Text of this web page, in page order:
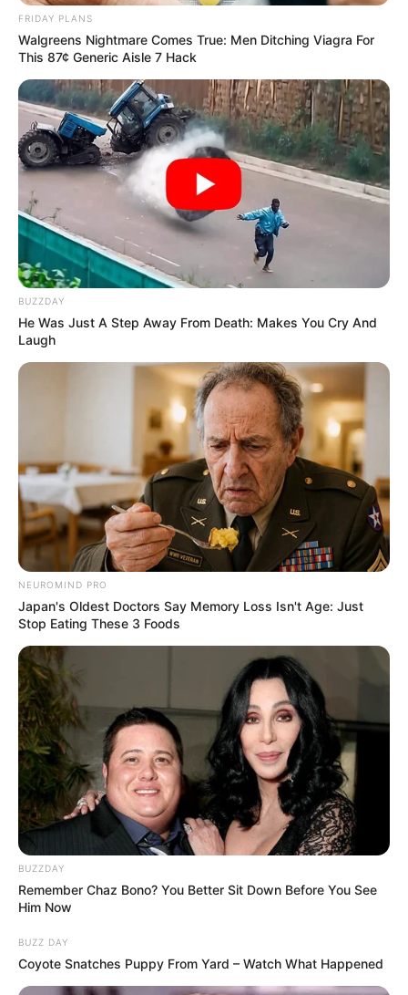
FRIDAY PLANS
Walgreens Nightmare Comes True: Men Ditching Viagra For
This 87¢ Generic Aisle 7 Hack
BUZZDAY
He Was Just A Step Away From Death: Makes You Cry And
Laugh
NEUROMIND PRO
Japan's Oldest Doctors Say Memory Loss Isn't Age: Just
Stop Eating These 3 Foods
BUZZDAY
Remember Chaz Bono? You Better Sit Down Before You See
Him Now
BUZZ DAY
Coyote Snatches Puppy From Yard – Watch What Happened